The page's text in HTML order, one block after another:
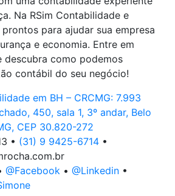
Na RSim Contabilidade e
para ajudar sua empresa
e economia. Entre em
como podemos
contábil do seu negócio!
em BH – CRCMG: 7.993
450, sala 1, 3º andar, Belo
CEP 30.820-272
• (31) 9 9425-6714 •
@Facebook • @Linkedin •